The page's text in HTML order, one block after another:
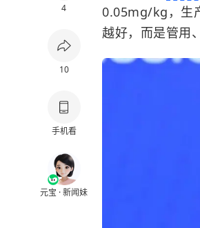
4
10
手机看
元宝 · 新闻妹
0.05mg/kg，生
越好，而是管用